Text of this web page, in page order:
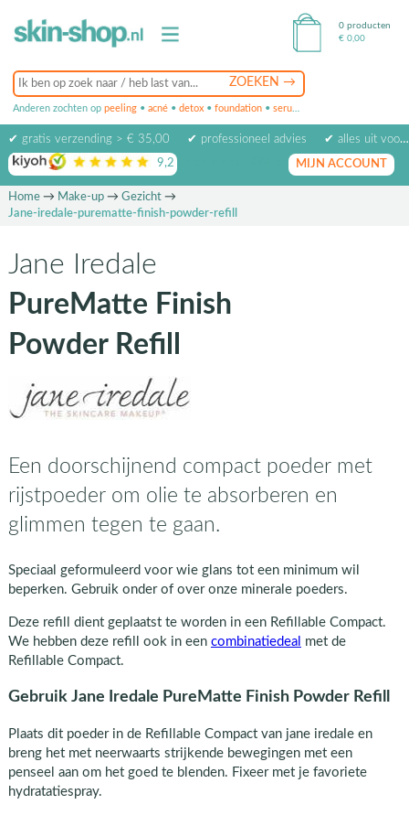
Anderen zochten op peeling • acné • detox • foundation • serum
0 producten
€ 0,00
✔ gratis verzending > € 35,00 ✔ professioneel advies
✔ alles uit voorraad leverbaar
9,2 op basis van beoordelingen
MIJN ACCOUNT
Home→ Make-up→ Gezicht→
Jane-iredale-purematte-finish-powder-refill
Jane Iredale
PureMatte Finish
Powder Refill
Een doorschijnend compact poeder met
rijstpoeder om olie te absorberen en
glimmen tegen te gaan.
Speciaal geformuleerd voor wie glans tot een minimum wil
beperken. Gebruik onder of over onze minerale poeders.
Deze refill dient geplaatst te worden in een Refillable Compact.
We hebben deze refill ook in een combinatiedeal met de
Refillable Compact.
Gebruik Jane Iredale PureMatte Finish Powder Refill
Plaats dit poeder in de Refillable Compact van jane iredale en
breng het met neerwaarts strijkende bewegingen met een
penseel aan om het goed te blenden. Fixeer met je favoriete
hydratatiespray.